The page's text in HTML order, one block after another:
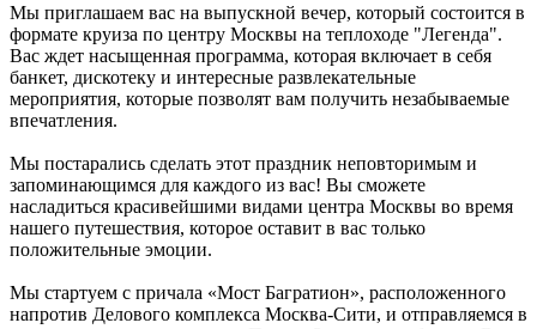
Мы приглашаем вас на выпускной вечер, который состоится в
формате круиза по центру Москвы на теплоходе "Легенда".
Вас ждет насыщенная программа, которая включает в себя
банкет, дискотеку и интересные развлекательные
мероприятия, которые позволят вам получить незабываемые
впечатления.
Мы постарались сделать этот праздник неповторимым и
запоминающимся для каждого из вас! Вы сможете
насладиться красивейшими видами центра Москвы во время
нашего путешествия, которое оставит в вас только
положительные эмоции.
Мы стартуем с причала «Мост Багратион», расположенного
напротив Делового комплекса Москва-Сити, и отправляемся в